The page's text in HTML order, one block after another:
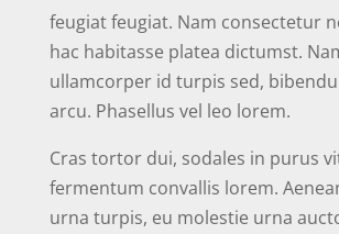
feugiat feugiat. Nam consectetur
hac habitasse platea dictumst.
ullamcorper id turpis sed,
arcu. Phasellus vel leo lorem.
Cras tortor dui, sodales in purus
fermentum convallis lorem.
urna turpis, eu molestie urna